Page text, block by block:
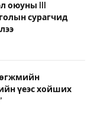
оюуны III
сурагчид
үеэс хойших